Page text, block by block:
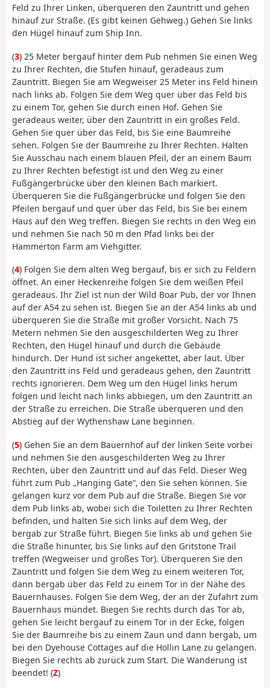
Feld zu Ihrer Linken, überqueren den Zauntritt und gehen
hinauf zur Straße. (Es gibt keinen Gehweg.) Gehen Sie links
den Hügel hinauf zum Ship Inn.
(3) 25 Meter bergauf hinter dem Pub nehmen Sie einen Weg
zu Ihrer Rechten, die Stufen hinauf, geradeaus zum
Zauntritt. Biegen Sie am Wegweiser 25 Meter ins Feld hinein
nach links ab. Folgen Sie dem Weg quer über das Feld bis
zu einem Tor, gehen Sie durch einen Hof. Gehen Sie
geradeaus weiter, über den Zauntritt in ein großes Feld.
Gehen Sie quer über das Feld, bis Sie eine Baumreihe
sehen. Folgen Sie der Baumreihe zu Ihrer Rechten. Halten
Sie Ausschau nach einem blauen Pfeil, der an einem Baum
zu Ihrer Rechten befestigt ist und den Weg zu einer
Fußgängerbrücke über den kleinen Bach markiert.
Überqueren Sie die Fußgängerbrücke und folgen Sie den
Pfeilen bergauf und quer über das Feld, bis Sie bei einem
Haus auf den Weg treffen. Biegen Sie rechts in den Weg ein
und nehmen Sie nach 50 m den Pfad links bei der
Hammerton Farm am Viehgitter.
(4) Folgen Sie dem alten Weg bergauf, bis er sich zu Feldern
öffnet. An einer Heckenreihe folgen Sie dem weißen Pfeil
geradeaus. Ihr Ziel ist nun der Wild Boar Pub, der vor Ihnen
auf der A54 zu sehen ist. Biegen Sie an der A54 links ab und
überqueren Sie die Straße mit großer Vorsicht. Nach 75
Metern nehmen Sie den ausgeschilderten Weg zu Ihrer
Rechten, den Hügel hinauf und durch die Gebäude
hindurch. Der Hund ist sicher angekettet, aber laut. Über
den Zauntritt ins Feld und geradeaus gehen, den Zauntritt
rechts ignorieren. Dem Weg um den Hügel links herum
folgen und leicht nach links abbiegen, um den Zauntritt an
der Straße zu erreichen. Die Straße überqueren und den
Abstieg auf der Wythenshaw Lane beginnen.
(5) Gehen Sie an dem Bauernhof auf der linken Seite vorbei
und nehmen Sie den ausgeschilderten Weg zu Ihrer
Rechten, über den Zauntritt und auf das Feld. Dieser Weg
führt zum Pub „Hanging Gate“, den Sie sehen können. Sie
gelangen kurz vor dem Pub auf die Straße. Biegen Sie vor
dem Pub links ab, wobei sich die Toiletten zu Ihrer Rechten
befinden, und halten Sie sich links auf dem Weg, der
bergab zur Straße führt. Biegen Sie links ab und gehen Sie
die Straße hinunter, bis Sie links auf den Gritstone Trail
treffen (Wegweiser und großes Tor). Überqueren Sie den
Zauntritt und folgen Sie dem Weg zu einem weiteren Tor,
dann bergab über das Feld zu einem Tor in der Nähe des
Bauernhauses. Folgen Sie dem Weg, der an der Zufahrt zum
Bauernhaus mündet. Biegen Sie rechts durch das Tor ab,
gehen Sie leicht bergauf zu einem Tor in der Ecke, folgen
Sie der Baumreihe bis zu einem Zaun und dann bergab, um
bei den Dyehouse Cottages auf die Hollin Lane zu gelangen.
Biegen Sie rechts ab zurück zum Start. Die Wanderung ist
beendet! (Z)